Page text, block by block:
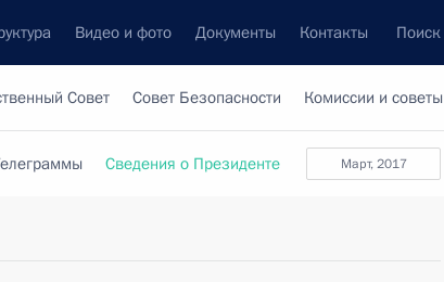
Видео и фото Документы Контакты Поиск
Совет Совет Безопасности Комиссии и советы
март, 2017
Сведения о Президенте